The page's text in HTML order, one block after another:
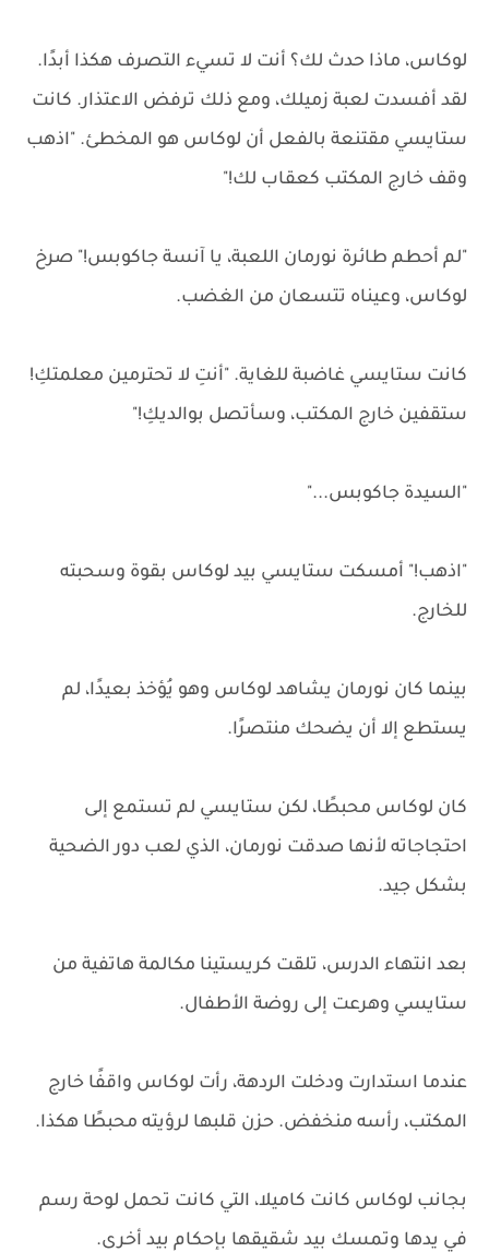
لوكاس، ماذا حدث لك؟ أنت لا تسيء التصرف هكذا أبدًا.
لقد أفسدت لعبة زميلك، ومع ذلك ترفض الاعتذار. كانت
ستايسي مقتنعة بالفعل أن لوكاس هو المخطئ. "اذهب
وقف خارج المكتب كعقاب لك!"
"لم أحطم طائرة نورمان اللعبة، يا آنسة جاكوبس!" صرخ
لوكاس، وعيناه تتسعان من الغضب.
كانت ستايسي غاضبة للغاية. "أنتِ لا تحترمين معلمتكِ!
ستقفين خارج المكتب، وسأتصل بوالديكِ!"
"السيدة جاكوبس..."
"اذهب!" أمسكت ستايسي بيد لوكاس بقوة وسحبته
للخارج.
بينما كان نورمان يشاهد لوكاس وهو يُؤخذ بعيدًا، لم
يستطع إلا أن يضحك منتصرًا.
كان لوكاس محبطًا، لكن ستايسي لم تستمع إلى
احتجاجاته لأنها صدقت نورمان، الذي لعب دور الضحية
بشكل جيد.
بعد انتهاء الدرس، تلقت كريستينا مكالمة هاتفية من
ستايسي وهرعت إلى روضة الأطفال.
عندما استدارت ودخلت الردهة، رأت لوكاس واقفًا خارج
المكتب، رأسه منخفض. حزن قلبها لرؤيته محبطًا هكذا.
بجانب لوكاس كانت كاميلا، التي كانت تحمل لوحة رسم
في يدها وتمسك بيد شقيقها بإحكام بيد أخرى.